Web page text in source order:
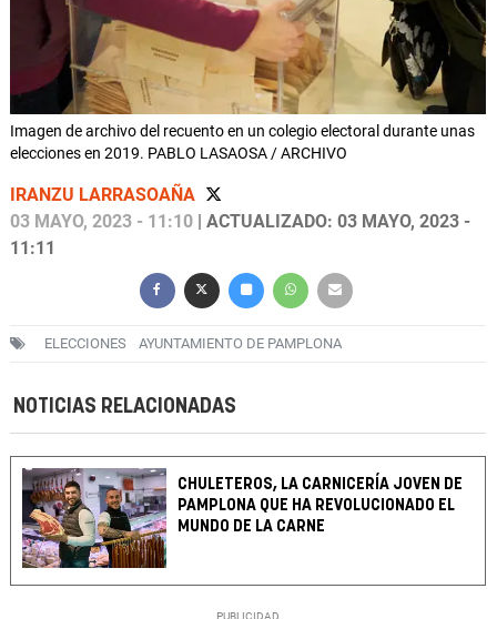
Imagen de archivo del recuento en un colegio electoral durante unas
elecciones en 2019. PABLO LASAOSA / ARCHIVO
IRANZU LARRASOAÑA
03 MAYO, 2023 - 11:10 | ACTUALIZADO: 03 MAYO, 2023 -
11:11
ELECCIONES AYUNTAMIENTO DE PAMPLONA
NOTICIAS RELACIONADAS
CHULETEROS, LA CARNICERÍA JOVEN DE
PAMPLONA QUE HA REVOLUCIONADO EL
MUNDO DE LA CARNE